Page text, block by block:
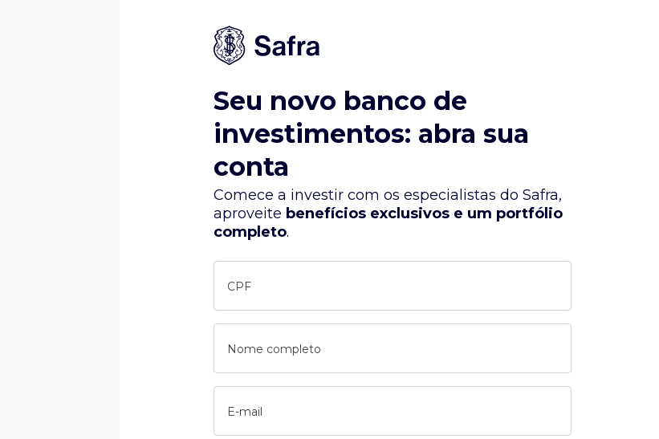
Seu novo banco de
investimentos: abra sua
conta
Comece a investir com os especialistas do Safra,
aproveite benefícios exclusivos e um portfólio
completo.
CPF
Nome completo
E-mail